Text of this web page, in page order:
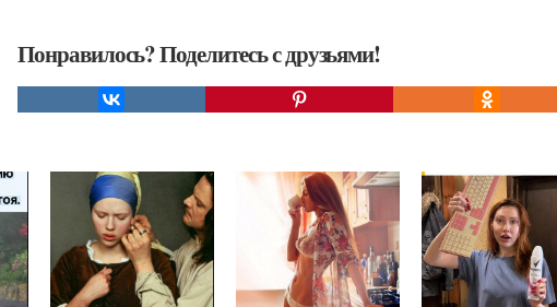
Понравилось? Поделитесь с друзьями!